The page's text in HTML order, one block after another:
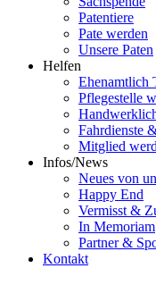
Patentiere
Pate werden
Unsere Paten
Helfen
Ehenamtlich
Pflegestelle
Fahrdienste
Mitglied
Infos/News
Neues von
Happy End
Vermisst &
In Memoriam
Partner &
Kontakt